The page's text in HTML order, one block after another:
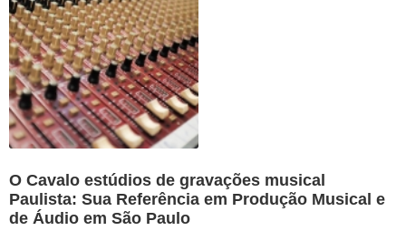
O Cavalo estúdios de gravações musical
Paulista: Sua Referência em Produção Musical e
de Áudio em São Paulo